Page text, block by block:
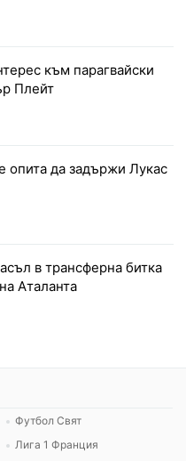
към парагвайски
Плейт
опита да задържи Лукас
в трансферна битка
Аталанта
Футбол Свят
Лига 1 Франция